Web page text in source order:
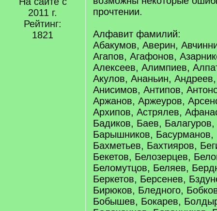
2011 г.
Рейтинг:
1821
прочтении.
Алфавит фамилий:
Абакумов, Аверин,
Агапов, Агафонов,
Алексеев, Алимпиев,
Акулов, Ананьин,
Анисимов, Антипов,
Аржанов, Аржеуров,
Архипов, Астрялев,
Бадиков, Баев,
Барышников, Басурманов,
Бахметьев, Бахтияров,
Бекетов, Белозерцев,
Беломутцов, Беляев,
Беркетов, Берсенев,
Бирюков, Бледного,
Бобышев, Бокарев,